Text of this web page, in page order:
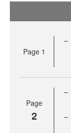
Page 1
Page
2